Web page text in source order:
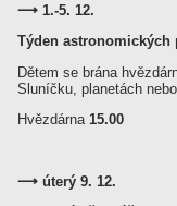
⟶ 1.-5. 12.
Týden astronomických
Dětem se brána
Sluníčku, planetách
Hvězdárna 15.00
⟶ úterý 9. 12.